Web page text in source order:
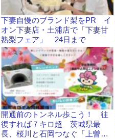
下妻自慢のブランド梨をPR イ
オン下妻店・土浦店で「下妻甘
熟梨フェア」 24日まで
開通前のトンネル歩こう！ 往
復すれば７キロ超 茨城県最
長、桜川と石岡つなぐ「上曽ト